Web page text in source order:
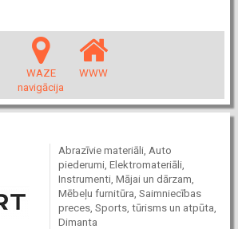
WAZE
navigācija
WWW
Abrazīvie materiāli, Auto
piederumi, Elektromateriāli,
Instrumenti, Mājai un dārzam,
Mēbeļu furnitūra, Saimniecības
preces, Sports, tūrisms un atpūta,
Dimanta